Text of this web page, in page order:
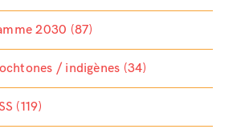
2030 (87)
/ indigènes (34)
(119)